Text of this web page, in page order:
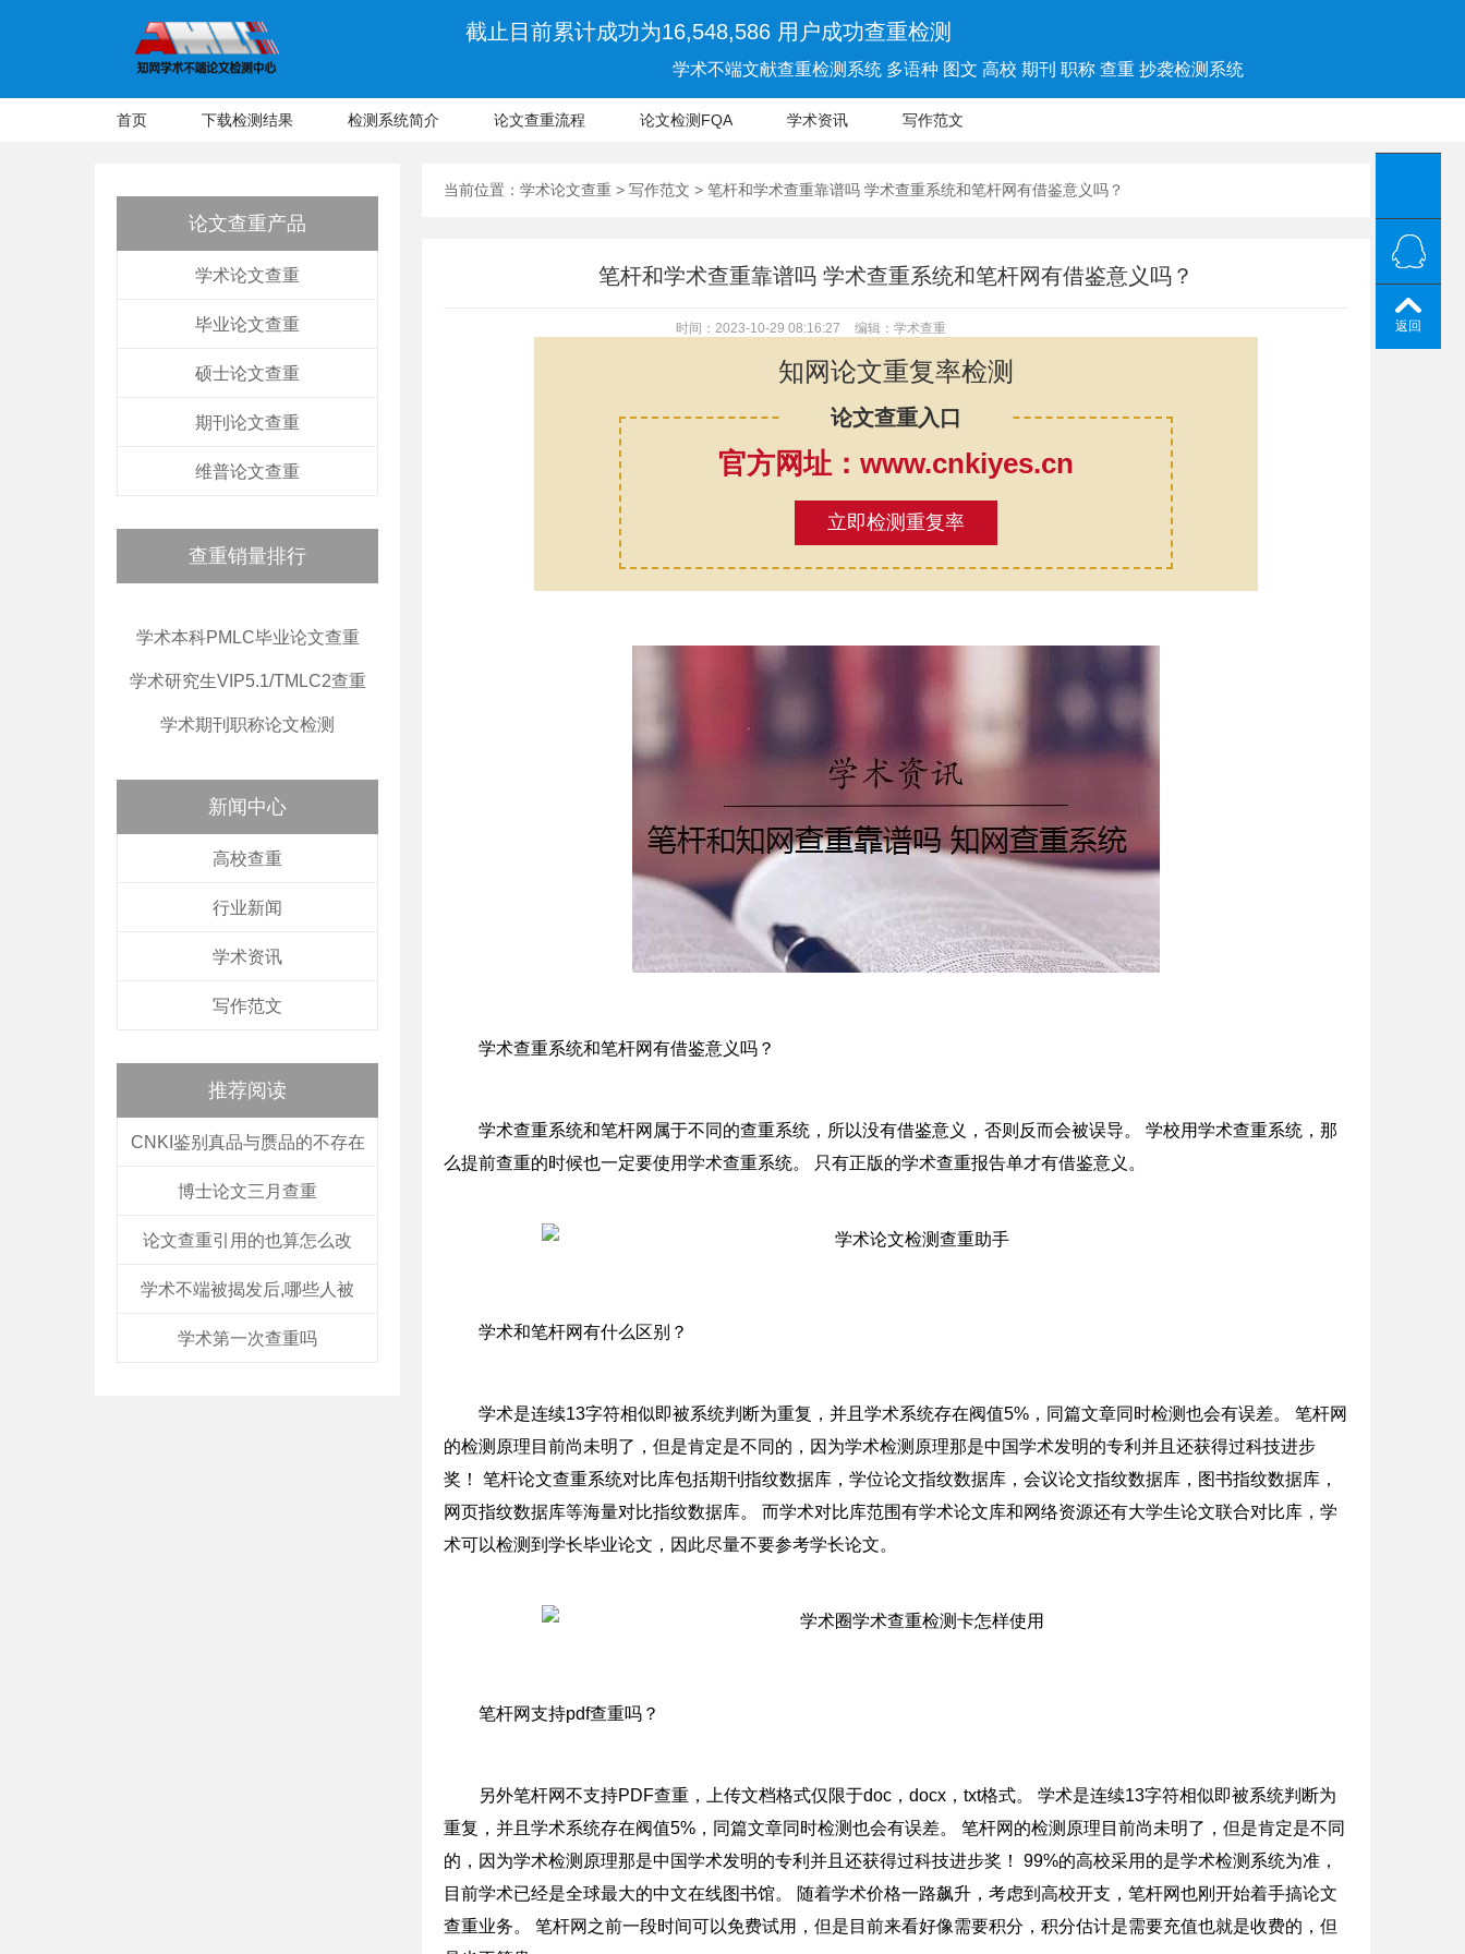
截止目前累计成功为16,548,586 用户成功查重检测
学术不端文献查重检测系统 多语种 图文 高校 期刊 职称 查重 抄袭检测系统
首页 下载检测结果 检测系统简介 论文查重流程 论文检测FQA 学术资讯 写作范文
论文查重产品
学术论文查重
毕业论文查重
硕士论文查重
期刊论文查重
维普论文查重
查重销量排行
学术本科PMLC毕业论文查重
学术研究生VIP5.1/TMLC2查重
学术期刊职称论文检测
新闻中心
高校查重
行业新闻
学术资讯
写作范文
推荐阅读
CNKI鉴别真品与赝品的不存在
博士论文三月查重
论文查重引用的也算怎么改
学术不端被揭发后,哪些人被
学术第一次查重吗
当前位置： 学术论文查重 > 写作范文 > 笔杆和学术查重靠谱吗 学术查重系统和笔杆网有借鉴意义吗？
笔杆和学术查重靠谱吗 学术查重系统和笔杆网有借鉴意义吗？
时间：2023-10-29 08:16:27 编辑：学术查重
知网论文重复率检测
论文查重入口
官方网址：www.cnkiyes.cn
立即检测重复率
学术查重系统和笔杆网有借鉴意义吗？
学术查重系统和笔杆网属于不同的查重系统，所以没有借鉴意义，否则反而会被误导。 学校用学术查重系统，那
么提前查重的时候也一定要使用学术查重系统。 只有正版的学术查重报告单才有借鉴意义。
学术和笔杆网有什么区别？
学术是连续13字符相似即被系统判断为重复，并且学术系统存在阀值5%，同篇文章同时检测也会有误差。 笔杆网
的检测原理目前尚未明了，但是肯定是不同的，因为学术检测原理那是中国学术发明的专利并且还获得过科技进步
奖！ 笔杆论文查重系统对比库包括期刊指纹数据库，学位论文指纹数据库，会议论文指纹数据库，图书指纹数据库，
网页指纹数据库等海量对比指纹数据库。 而学术对比库范围有学术论文库和网络资源还有大学生论文联合对比库，学
术可以检测到学长毕业论文，因此尽量不要参考学长论文。
笔杆网支持pdf查重吗？
另外笔杆网不支持PDF查重，上传文档格式仅限于doc，docx，txt格式。 学术是连续13字符相似即被系统判断为
重复，并且学术系统存在阀值5%，同篇文章同时检测也会有误差。 笔杆网的检测原理目前尚未明了，但是肯定是不同
的，因为学术检测原理那是中国学术发明的专利并且还获得过科技进步奖！ 99%的高校采用的是学术检测系统为准，
目前学术已经是全球最大的中文在线图书馆。 随着学术价格一路飙升，考虑到高校开支，笔杆网也刚开始着手搞论文
查重业务。 笔杆网之前一段时间可以免费试用，但是目前来看好像需要积分，积分估计是需要充值也就是收费的，但
返回